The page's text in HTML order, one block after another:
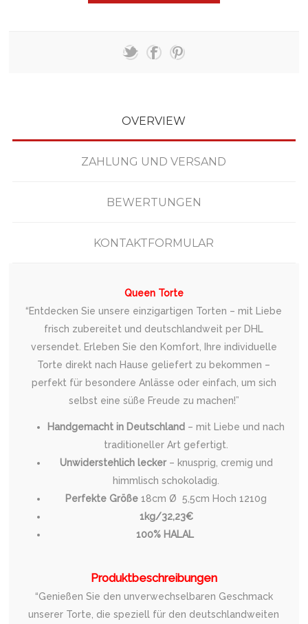
OVERVIEW
ZAHLUNG UND VERSAND
BEWERTUNGEN
KONTAKTFORMULAR
Queen Torte
“Entdecken Sie unsere einzigartigen Torten – mit Liebe
frisch zubereitet und deutschlandweit per DHL
versendet. Erleben Sie den Komfort, Ihre individuelle
Torte direkt nach Hause geliefert zu bekommen –
perfekt für besondere Anlässe oder einfach, um sich
selbst eine süße Freude zu machen!”
Handgemacht in Deutschland – mit Liebe und nach
traditioneller Art gefertigt.
Unwiderstehlich lecker– knusprig, cremig und
himmlisch schokoladig.
Perfekte Größe18cm Ø 5,5cm Hoch 1210g
1kg/32,23€
100% HALAL
Produktbeschreibungen
“Genießen Sie den unverwechselbaren Geschmack
unserer Torte, die speziell für den deutschlandweiten